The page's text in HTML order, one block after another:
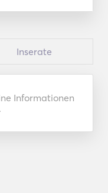
Inserate
Informationen